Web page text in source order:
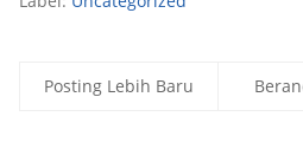
Posting Lebih Baru